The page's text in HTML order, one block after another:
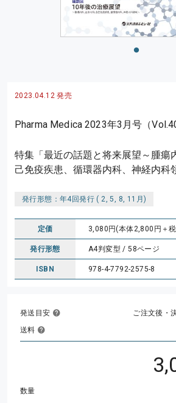
2023.04.12 発売
Pharma Medica 2023年3月号（
特集「最近の話題と将来展望～腫瘍
己免疫疾患、循環器内科、神経内科
発行形態：年4回発行 ( 2, 5, 8, 11月)
定価 3,080円(本体2,800円＋
発行形態 A4判変型 / 58ページ
ISBN 978-4-7792-2575-8
発送目安
ご注文後・
送料
数量